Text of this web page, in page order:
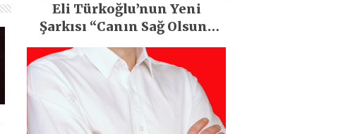
Eli Türkoğlu’nun Yeni
Şarkısı “Canın Sağ Olsun”
Büyük İlgi Gördü!..